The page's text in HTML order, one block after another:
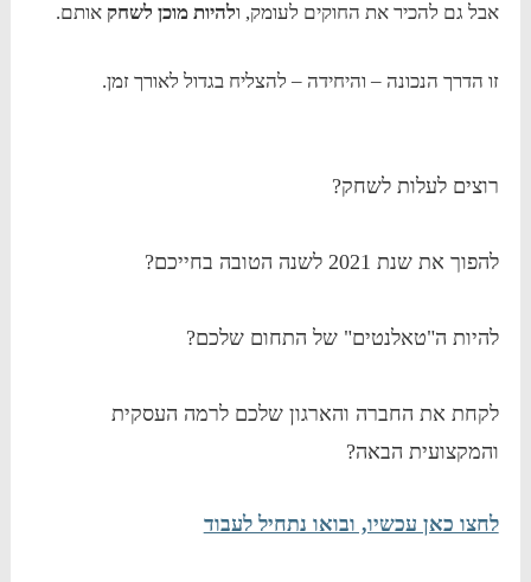
אבל גם להכיר את החוקים לעומק, ולהיות מוכן לשחק אותם.
זו הדרך הנכונה – והיחידה – להצליח בגדול לאורך זמן.
רוצים לעלות לשחק?
להפוך את שנת 2021 לשנה הטובה בחייכם?
להיות ה"טאלנטים" של התחום שלכם?
לקחת את החברה והארגון שלכם לרמה העסקית
והמקצועית הבאה?
לחצו כאן עכשיו, ובואו נתחיל לעבוד